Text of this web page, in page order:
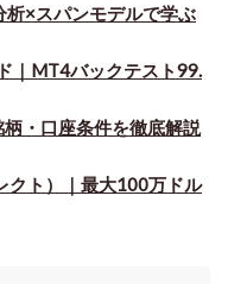
析×スパンモデルで学ぶ
｜MT4バックテスト99.
柄・口座条件を徹底解説
クト）｜最大100万ドル